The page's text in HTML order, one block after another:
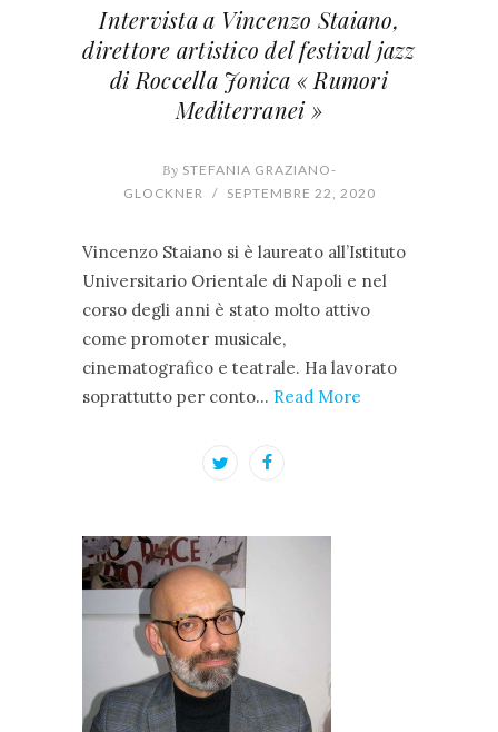
Intervista a Vincenzo Staiano,
direttore artistico del festival jazz
di Roccella Jonica « Rumori
Mediterranei »
By STEFANIA GRAZIANO-
GLOCKNER / SEPTEMBRE 22, 2020
Vincenzo Staiano si è laureato all’Istituto
Universitario Orientale di Napoli e nel
corso degli anni è stato molto attivo
come promoter musicale,
cinematografico e teatrale. Ha lavorato
soprattutto per conto… Read More